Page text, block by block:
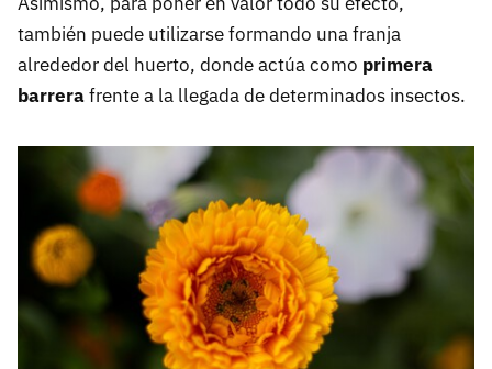
también puede utilizarse formando una franja
alrededor del huerto, donde actúa como primera
barrerafrente a la llegada de determinados insectos.